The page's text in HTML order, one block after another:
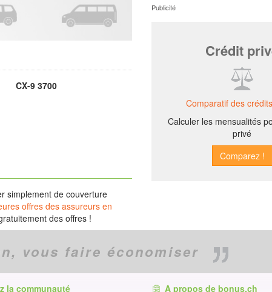
CX-9 3700
simplement de couverture
offres des assureurs en
des offres !
Publicité
Crédit
Comparatif des
Calculer les mensualités
privé
vous faire économiser
la communauté A propos de bonus.ch